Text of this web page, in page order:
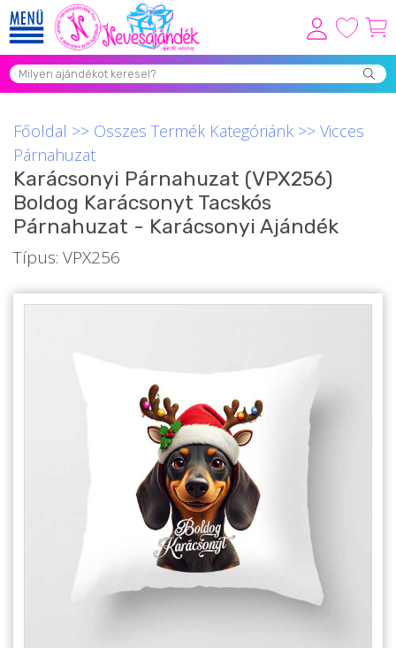
Viszonteladóknak
Grill Party Kellékek ❤️
Egyedi Ajándékok Rendelés
Összes Ajándék Kategória ⭐
Vicces Pólók
Ajándék Ötletek Férfiaknak
Ajándék Gyerekeknek
Barátnak/Barátnőnek
Főoldal >> Összes Termék Kategóriánk >> Vicces
Párnahuzat
Karácsonyi Párnahuzat (VPX256)
Boldog Karácsonyt Tacskós
Párnahuzat - Karácsonyi Ajándék
Típus: VPX256